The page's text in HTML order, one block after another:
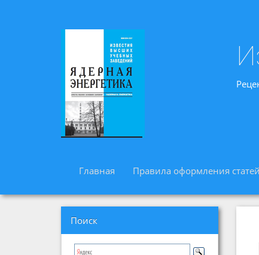
Главная Правила оформления статей
Поиск